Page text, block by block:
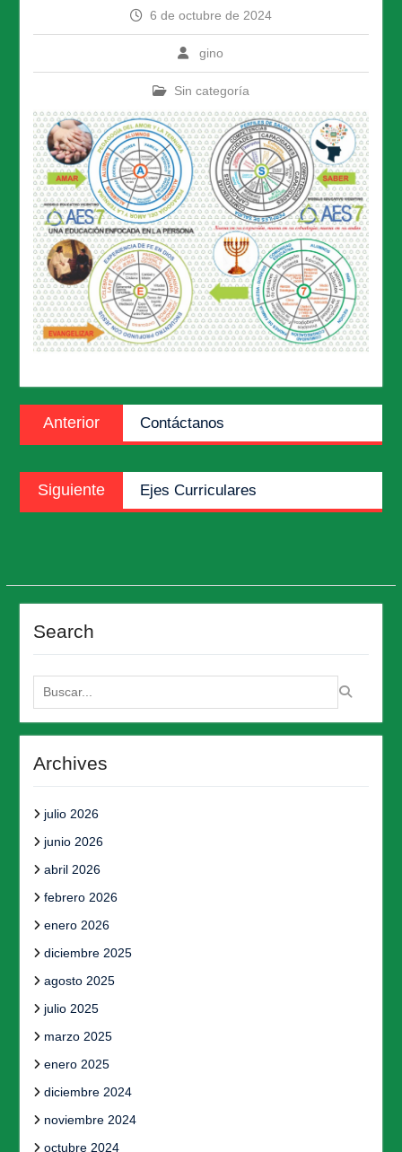
6 de octubre de 2024
gino
Sin categoría
Navegación
Anterior
Entrada
anterior:
Contáctanos
Siguiente
siguiente:
Ejes Curriculares
Search
Buscar:
Archives
julio 2026
junio 2026
abril 2026
febrero 2026
enero 2026
diciembre 2025
agosto 2025
julio 2025
marzo 2025
enero 2025
diciembre 2024
noviembre 2024
octubre 2024